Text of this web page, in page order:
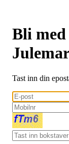
Bli
Tast inn din